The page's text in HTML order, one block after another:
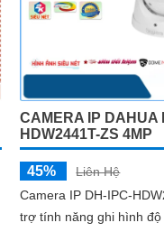
CAMERA IP DAHUA
HDW2441T-ZS 4MP
45%
Liên Hệ
Camera IP DH-IPC-
trợ tính năng ghi hình độ